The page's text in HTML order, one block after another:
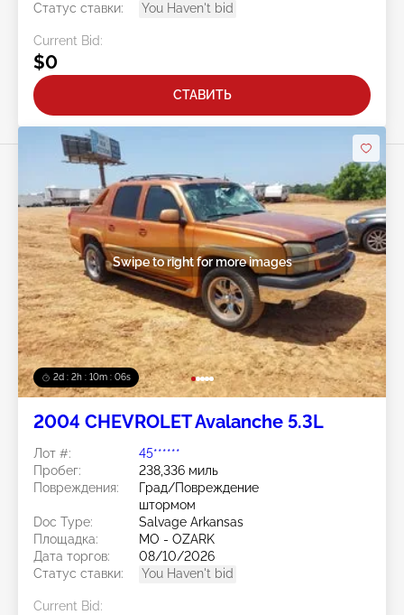
Статус ставки:
You Haven't bid
Current Bid:
$0
СТАВИТЬ
2d : 2h : 10m : 03s
Swipe to right for more images
2004 CHEVROLET Avalanche 5.3L
Лот #:
45******
Пробег:
238,336 миль
Повреждения:
Град/Повреждение
штормом
Doc Type:
Salvage Arkansas
Площадка:
MO - OZARK
Дата торгов:
08/10/2026
Статус ставки:
You Haven't bid
Current Bid: